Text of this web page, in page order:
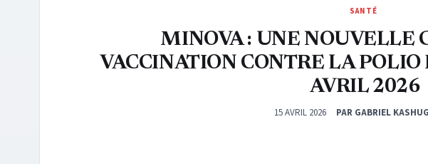
SANTÉ
MINOVA : UNE NOUVELLE
VACCINATION CONTRE LA
AVRIL 2026
15 AVRIL 2026 PAR GABRIEL